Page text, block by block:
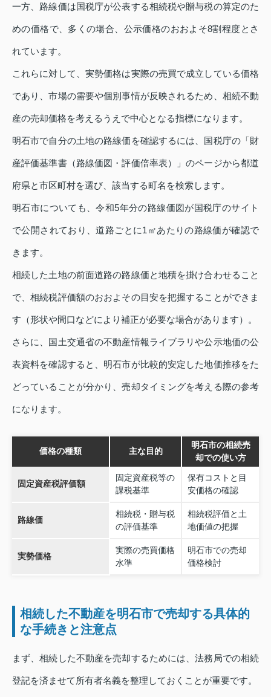
一方、路線価は国税庁が公表する相続税や贈与税の算定のた
めの価格で、多くの場合、公示価格のおおよそ8割程度とさ
れています。
これらに対して、実勢価格は実際の売買で成立している価格
であり、市場の需要や個別事情が反映されるため、相続不動
産の売却価格を考えるうえで中心となる指標になります。
明石市で自分の土地の路線価を確認するには、国税庁の「財
産評価基準書（路線価図・評価倍率表）」のページから都道
府県と市区町村を選び、該当する町名を検索します。
明石市についても、令和5年分の路線価図が国税庁のサイト
で公開されており、道路ごとに1㎡あたりの路線価が確認で
きます。
相続した土地の前面道路の路線価と地積を掛け合わせること
で、相続税評価額のおおよその目安を把握することができま
す（形状や間口などにより補正が必要な場合があります）。
さらに、国土交通省の不動産情報ライブラリや公示地価の公
表資料を確認すると、明石市が比較的安定した地価推移をた
どっていることが分かり、売却タイミングを考える際の参考
になります。
価格の種類 主な目的
明石市の相続売
却での使い方
固定資産税評価額
固定資産税等の
課税基準
保有コストと目
安価格の確認
路線価
相続税・贈与税
の評価基準
相続税評価と土
地価値の把握
実勢価格
実際の売買価格
水準
明石市での売却
価格検討
相続した不動産を明石市で売却する具体的
な手続きと注意点
まず、相続した不動産を売却するためには、法務局での相続
登記を済ませて所有者名義を整理しておくことが重要です。